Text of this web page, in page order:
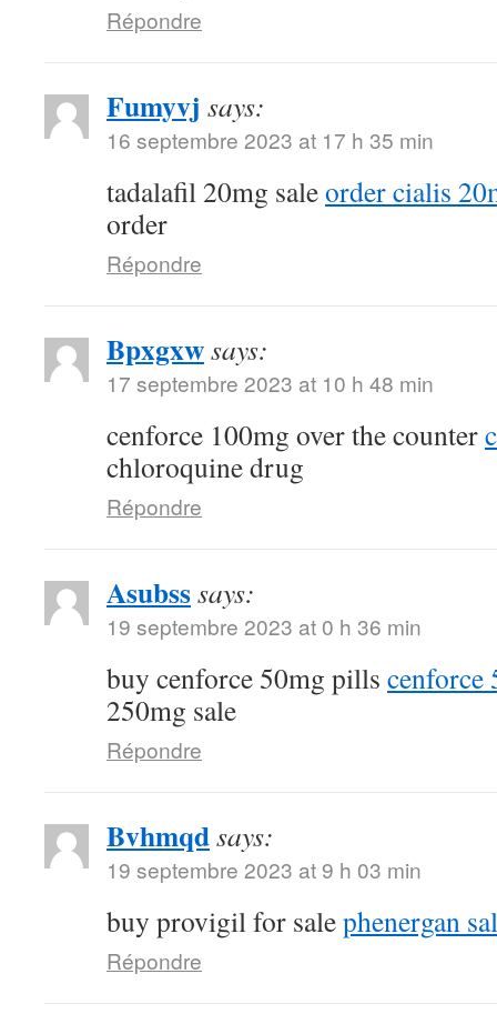
Répondre
Fumyvj says:
16 septembre 2023 at 17 h 35 min
tadalafil 20mg saleorder cialis
order
Répondre
Bpxgxwsays:
17 septembre 2023 at 10 h 48 min
cenforce 100mg over the counter
chloroquine drug
Répondre
Asubsssays:
19 septembre 2023 at 0 h 36 min
buy cenforce 50mg pills cenforce
250mg sale
Répondre
Bvhmqdsays:
19 septembre 2023 at 9 h 03 min
buy provigil for salephenergan
Répondre